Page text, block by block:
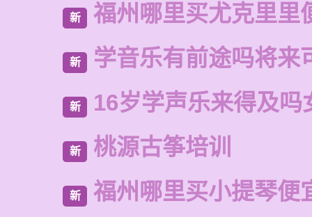
新 福州哪里买尤克里里
新 学音乐有前途吗将来
新 16岁学声乐来得及吗
新 桃源古筝培训
新 福州哪里买小提琴便